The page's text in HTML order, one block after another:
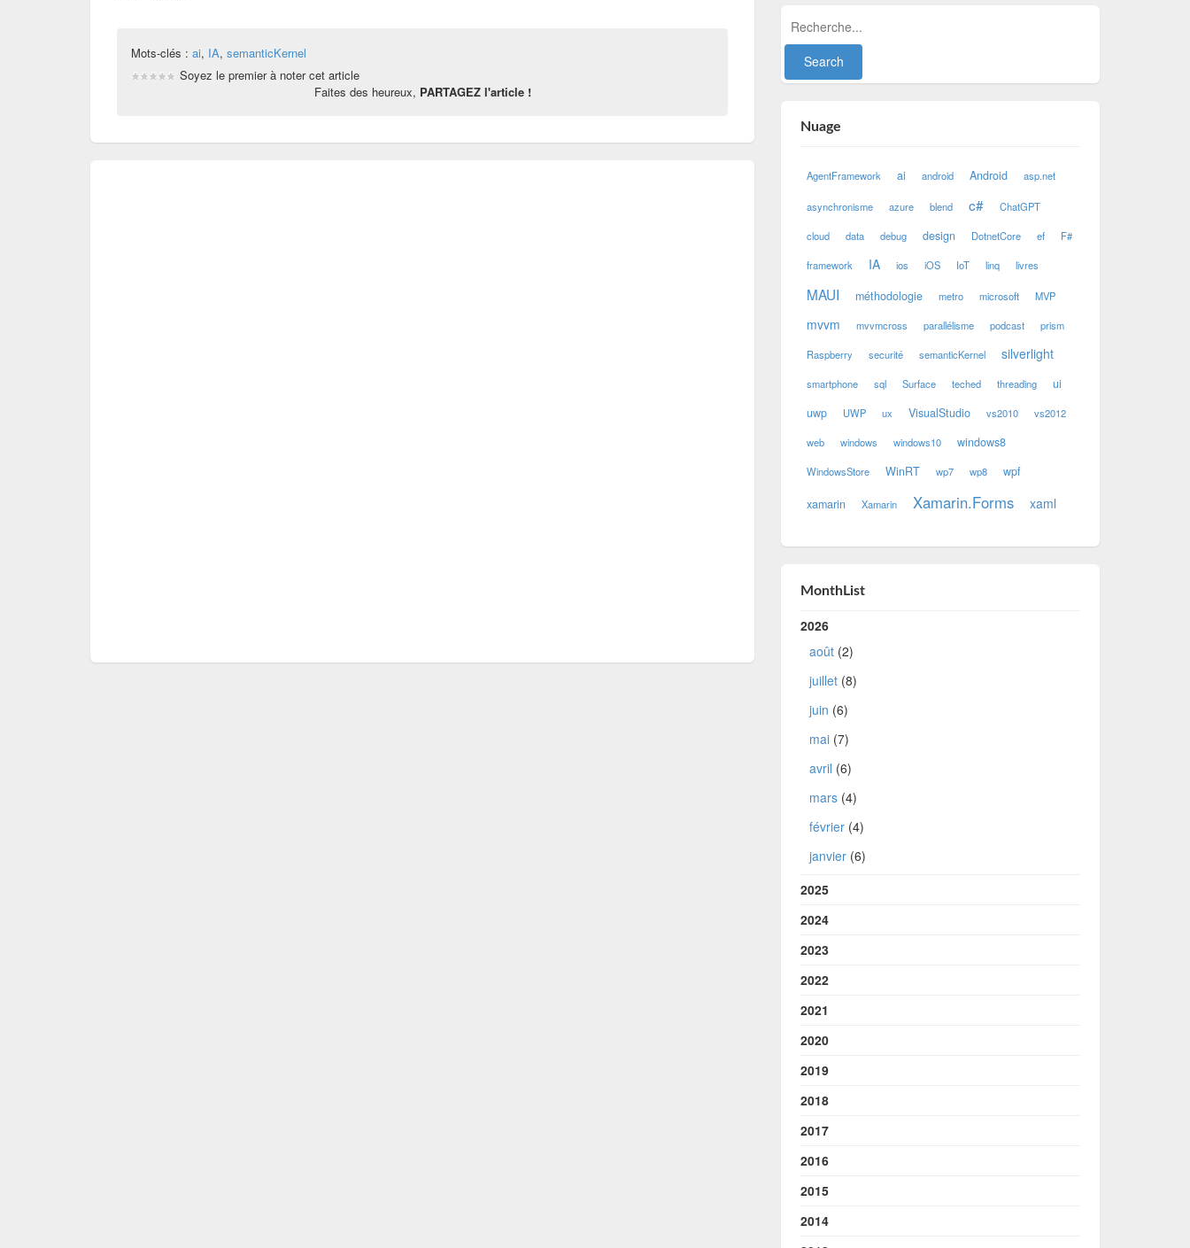
Mots-clés : ai, IA, semanticKernel
Soyez le premier à noter cet article
Faites des heureux, PARTAGEZ l'article !
Nuage
AgentFramework ai android Android asp.net
asynchronisme azure blend c# ChatGPT
cloud data debug design DotnetCore ef F#
framework IA ios iOS IoT linq livres
MAUI méthodologie metro microsoft MVP
mvvm mvvmcross parallélisme podcast prism
Raspberry securité semanticKernel silverlight
smartphone sql Surface teched threading
ui
uwp
UWP ux VisualStudio vs2010 vs2012
web windows windows10 windows8
WindowsStore WinRT wp7 wp8 wpf
xamarin Xamarin Xamarin.Forms xaml
MonthList
2026
août(2)
juillet(8)
juin (6)
mai(7)
avril (6)
mars(4)
février(4)
janvier(6)
2025
2024
2023
2022
2021
2020
2019
2018
2017
2016
2015
2014